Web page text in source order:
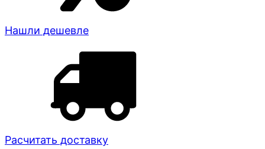
Нашли дешевле
Расчитать доставку